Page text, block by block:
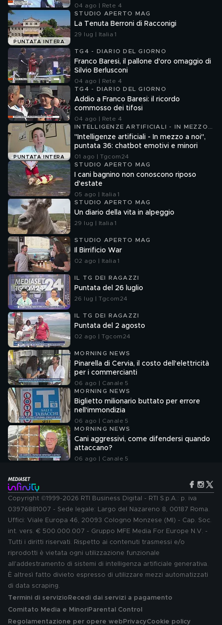
Giovanni Galli
04 ago | Rete 4
PUNTATA INTERA
STUDIO APERTO MAG
La Tenuta Berroni di Racconigi
29 lug | Italia 1
TG4 - DIARIO DEL GIORNO
Franco Baresi, il pallone d'oro omaggio di
Silvio Berlusconi
04 ago | Rete 4
TG4 - DIARIO DEL GIORNO
Addio a Franco Baresi: il ricordo
commosso dei tifosi
04 ago | Rete 4
PUNTATA INTERA
INTELLIGENZE ARTIFICIALI - IN MEZZO
A NOI
"Intelligenze artificiali - In mezzo a noi",
puntata 36: chatbot emotivi e minori
01 ago | Tgcom24
STUDIO APERTO MAG
I cani bagnino non conoscono riposo
d'estate
05 ago | Italia 1
STUDIO APERTO MAG
Un diario della vita in alpeggio
29 lug | Italia 1
STUDIO APERTO MAG
Il Birrificio War
02 ago | Italia 1
IL TG DEI RAGAZZI
Puntata del 26 luglio
26 lug | Tgcom24
IL TG DEI RAGAZZI
Puntata del 2 agosto
02 ago | Tgcom24
MORNING NEWS
Pinarella di Cervia, il costo dell'elettricità
per i commercianti
06 ago | Canale 5
MORNING NEWS
Biglietto milionario buttato per errore
nell'immondizia
06 ago | Canale 5
MORNING NEWS
Cani aggressivi, come difendersi quando
attaccano?
06 ago | Canale 5
Copyright ©1999-2026 RTI Business Digital - RTI S.p.A.: p. iva
03976881007 - Sede legale: Largo del Nazareno 8, 00187 Roma.
Uffici: Viale Europa 46, 20093 Cologno Monzese (MI) - Cap. Soc.
int. vers. € 500.000.007 - Gruppo MFE Media For Europe N.V. -
Tutti i diritti riservati. Rispetto ai contenuti trasmessi e/o
riprodotti è vietata ogni utilizzazione funzionale
all'addestramento di sistemi di intelligenza artificiale generativa.
È altresì fatto divieto espresso di utilizzare mezzi automatizzati
di data scraping.
Termini di servizio Recedi dai servizi a pagamento
Comitato Media e MinoriParental Control
Regolamentazione per opere web PrivacyCookie policy